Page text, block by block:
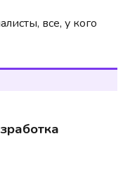
все, у кого